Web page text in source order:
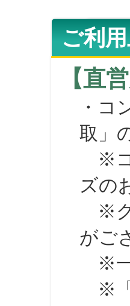
ご利
【直
・コ
取」
※コン
ズの
※クー
がご
※一部
※「発